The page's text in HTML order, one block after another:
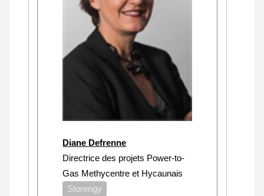
Diane Defrenne
Directrice des projets Power-to-
Gas Methycentre et Hycaunais
Storengy